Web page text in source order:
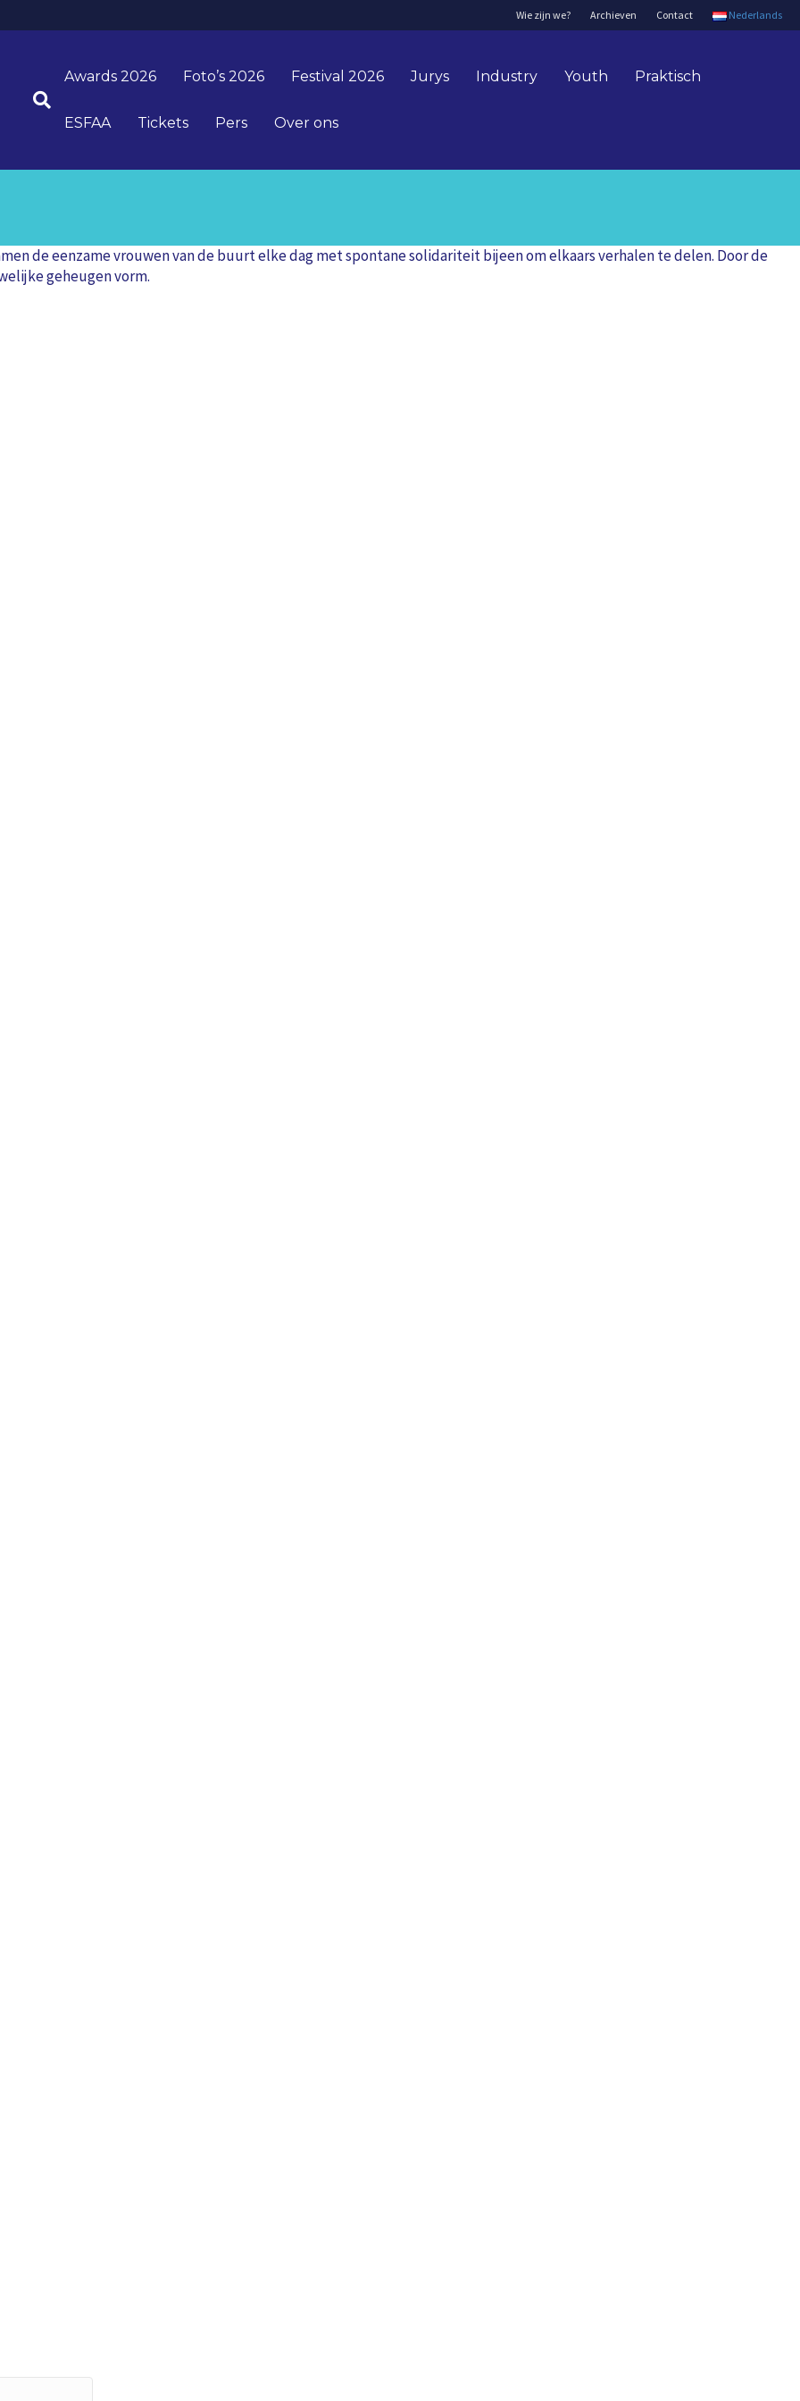
Wie zijn we? Archieven Contact Nederlands
Awards 2026 Foto’s 2026 Festival 2026 Jurys Industry Youth Praktisch
ESFAA Tickets Pers Over ons
de eenzame vrouwen van de buurt elke dag met spontane solidariteit bijeen om elkaars verhalen te delen. Door de
geheugen vorm.